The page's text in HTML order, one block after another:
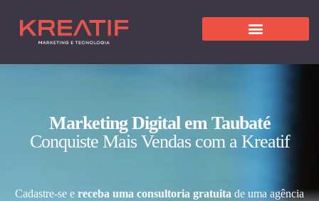
Marketing Digital em Taubaté
Conquiste Mais Vendas com a Kreatif
Cadastre-se e receba uma consultoria gratuita de uma agência